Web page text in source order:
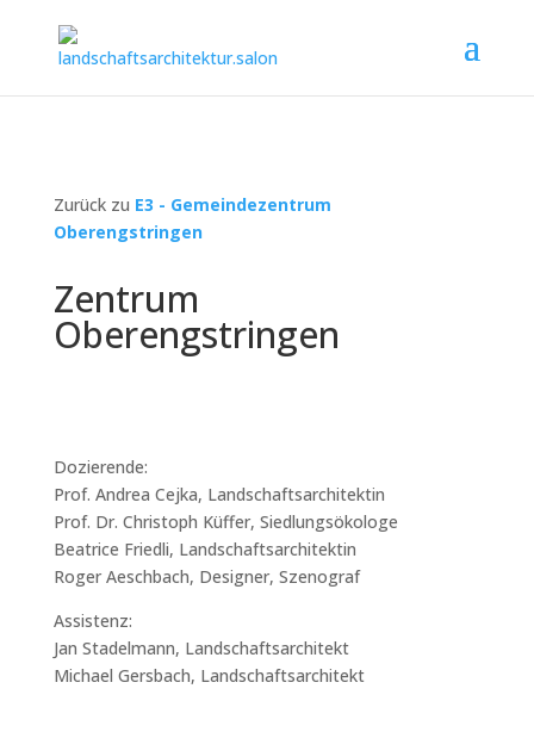
Zurück zu E3 - Gemeindezentrum
Oberengstringen
Zentrum
Oberengstringen
Dozierende:
Prof. Andrea Cejka, Landschaftsarchitektin
Prof. Dr. Christoph Küffer, Siedlungsökologe
Beatrice Friedli, Landschaftsarchitektin
Roger Aeschbach, Designer, Szenograf
Assistenz:
Jan Stadelmann, Landschaftsarchitekt
Michael Gersbach, Landschaftsarchitekt